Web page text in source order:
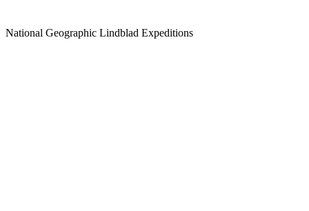
National Geographic Lindblad Expeditions